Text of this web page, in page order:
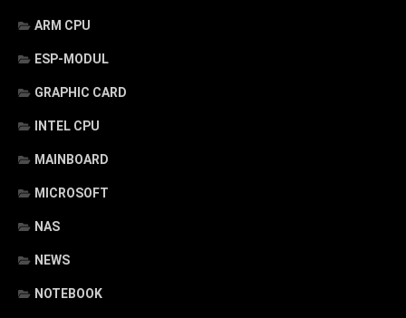
ARM CPU
ESP-MODUL
GRAPHIC CARD
INTEL CPU
MAINBOARD
MICROSOFT
NAS
NEWS
NOTEBOOK